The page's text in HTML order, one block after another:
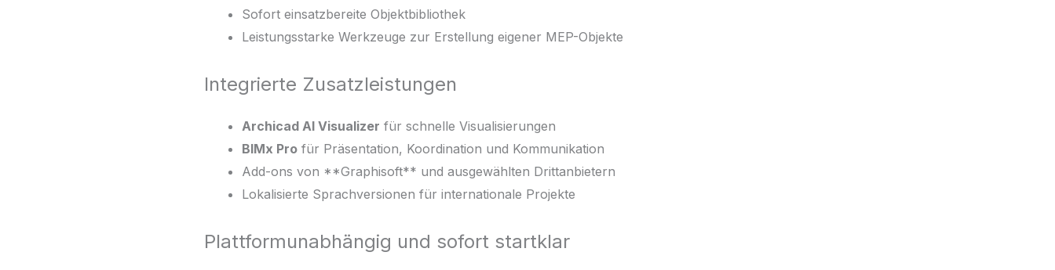
Sofort einsatzbereite Objektbibliothek
Leistungsstarke Werkzeuge zur Erstellung eigener MEP-Objekte
Integrierte Zusatzleistungen
Archicad AI Visualizer für schnelle Visualisierungen
BIMx Pro für Präsentation, Koordination und Kommunikation
Add-ons von **Graphisoft** und ausgewählten Drittanbietern
Lokalisierte Sprachversionen für internationale Projekte
Plattformunabhängig und sofort startklar